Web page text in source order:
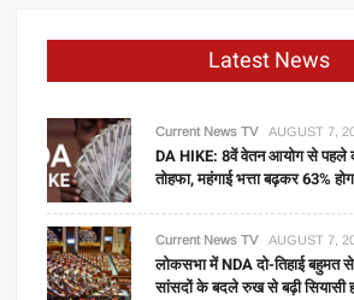
Latest News
Current News TV AUGUST 7,
DA HIKE: 8वें वेतन आयोग से पहले
तोहफा, महंगाई भत्ता बढ़कर 63%
Current News TV AUGUST 7,
लोकसभा में NDA दो-तिहाई बहुमत
सांसदों के बदले रुख से बढ़ी